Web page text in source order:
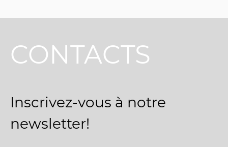
CONTACTS
Inscrivez-vous à notre
newsletter!